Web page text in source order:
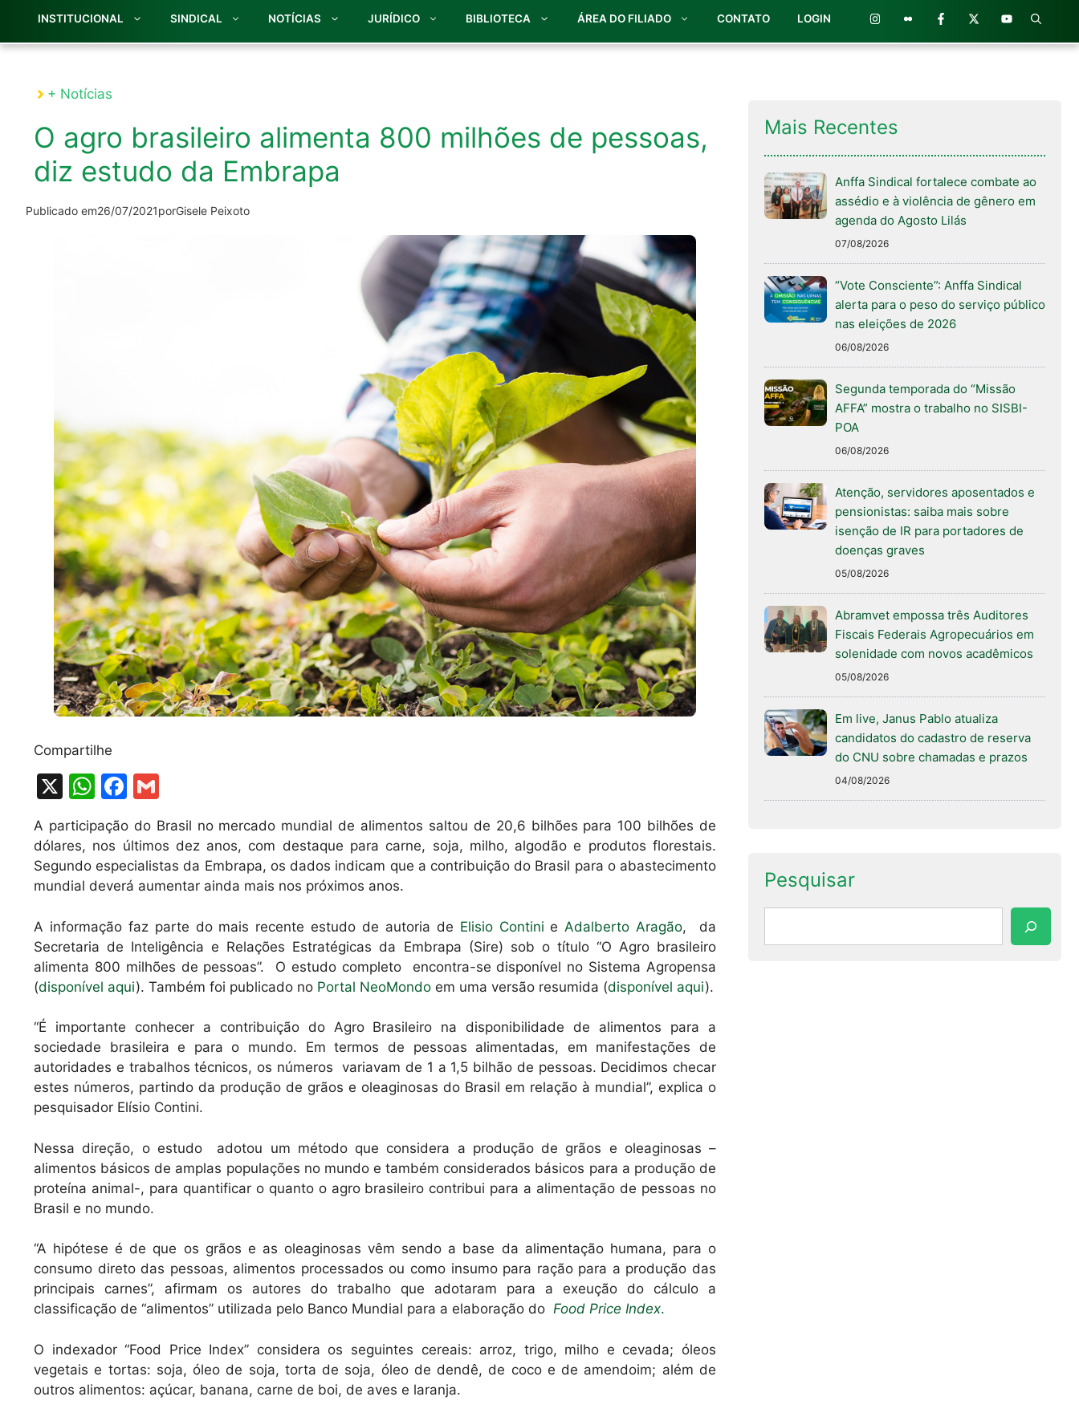
INSTITUCIONAL SINDICAL NOTÍCIAS JURÍDICO BIBLIOTECA ÁREA DO FILIADO CONTATO LOGIN
+ Notícias
O agro brasileiro alimenta 800 milhões de pessoas,
diz estudo da Embrapa
Publicado em26/07/2021porGisele Peixoto
Compartilhe
X
W
at
s
A
p
p
F
a
c
e
b
o
o
k
m
ai
l
A participação do Brasil no mercado mundial de alimentos saltou de 20,6 bilhões para 100 bilhões de
dólares, nos últimos dez anos, com destaque para carne, soja, milho, algodão e produtos florestais.
Segundo especialistas da Embrapa, os dados indicam que a contribuição do Brasil para o abastecimento
mundial deverá aumentar ainda mais nos próximos anos.
A informação faz parte do mais recente estudo de autoria de Elisio Contini e Adalberto Aragão, da
Secretaria de Inteligência e Relações Estratégicas da Embrapa (Sire) sob o título “O Agro brasileiro
alimenta 800 milhões de pessoas”. O estudo completo encontra-se disponível no Sistema Agropensa
(disponível aqui). Também foi publicado no Portal NeoMondo em uma versão resumida (disponível aqui).
“É importante conhecer a contribuição do Agro Brasileiro na disponibilidade de alimentos para a
sociedade brasileira e para o mundo. Em termos de pessoas alimentadas, em manifestações de
autoridades e trabalhos técnicos, os números variavam de 1 a 1,5 bilhão de pessoas. Decidimos checar
estes números, partindo da produção de grãos e oleaginosas do Brasil em relação à mundial”, explica o
pesquisador Elísio Contini.
Nessa direção, o estudo adotou um método que considera a produção de grãos e oleaginosas –
alimentos básicos de amplas populações no mundo e também considerados básicos para a produção de
proteína animal-, para quantificar o quanto o agro brasileiro contribui para a alimentação de pessoas no
Brasil e no mundo.
“A hipótese é de que os grãos e as oleaginosas vêm sendo a base da alimentação humana, para o
consumo direto das pessoas, alimentos processados ou como insumo para ração para a produção das
principais carnes”, afirmam os autores do trabalho que adotaram para a exeução do cálculo a
classificação de “alimentos” utilizada pelo Banco Mundial para a elaboração do Food Price Index.
O indexador “Food Price Index” considera os seguintes cereais: arroz, trigo, milho e cevada; óleos
vegetais e tortas: soja, óleo de soja, torta de soja, óleo de dendê, de coco e de amendoim; além de
outros alimentos: açúcar, banana, carne de boi, de aves e laranja.
Mais Recentes
Anffa Sindical fortalece combate ao
assédio e à violência de gênero em
agenda do Agosto Lilás
07/08/2026
“Vote Consciente”: Anffa Sindical
alerta para o peso do serviço público
nas eleições de 2026
06/08/2026
Segunda temporada do “Missão
AFFA” mostra o trabalho no SISBI-
POA
06/08/2026
Atenção, servidores aposentados e
pensionistas: saiba mais sobre
isenção de IR para portadores de
doenças graves
05/08/2026
Abramvet empossa três Auditores
Fiscais Federais Agropecuários em
solenidade com novos acadêmicos
05/08/2026
Em live, Janus Pablo atualiza
candidatos do cadastro de reserva
do CNU sobre chamadas e prazos
04/08/2026
Pesquisar